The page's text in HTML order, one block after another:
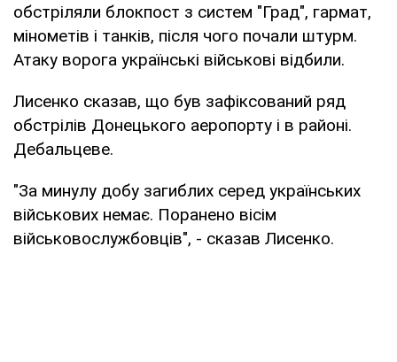
обстріляли блокпост з систем "Град", гармат,
мінометів і танків, після чого почали штурм.
Атаку ворога українські військові відбили.
Лисенко сказав, що був зафіксований ряд
обстрілів Донецького аеропорту і в районі.
Дебальцеве.
"За минулу добу загиблих серед українських
військових немає. Поранено вісім
військовослужбовців", - сказав Лисенко.